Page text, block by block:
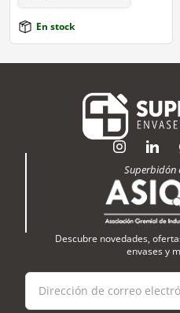
En stock
Superbidón
Descubre novedades,
envases y